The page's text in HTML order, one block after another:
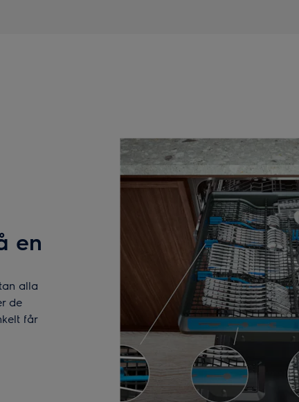
en
alla
de
får